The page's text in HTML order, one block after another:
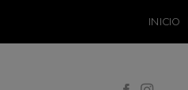
content
INICIO